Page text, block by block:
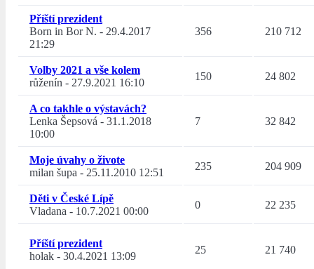
Příští prezident
Born in Bor N. - 29.4.2017
21:29
356 210 712
Volby 2021 a vše kolem
růženín - 27.9.2021 16:10
150 24 802
A co takhle o výstavách?
Lenka Šepsová - 31.1.2018
10:00
7 32 842
Moje úvahy o živote
milan šupa - 25.11.2010 12:51
235 204 909
Děti v České Lípě
Vladana - 10.7.2021 00:00
0 22 235
Příští prezident
holak - 30.4.2021 13:09
25 21 740